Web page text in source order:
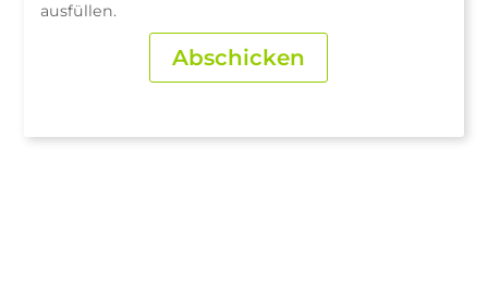
ausfüllen.